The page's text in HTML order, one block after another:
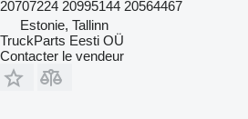
20707224 20995144 20564467
Estonie, Tallinn
TruckParts Eesti OÜ
Contacter le vendeur